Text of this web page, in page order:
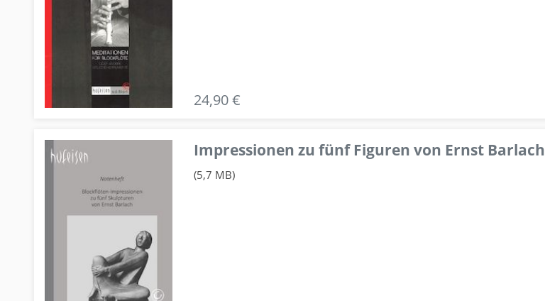
24,90 €
Impressionen zu fünf Figuren von Ernst Barlach
(5,7 MB)